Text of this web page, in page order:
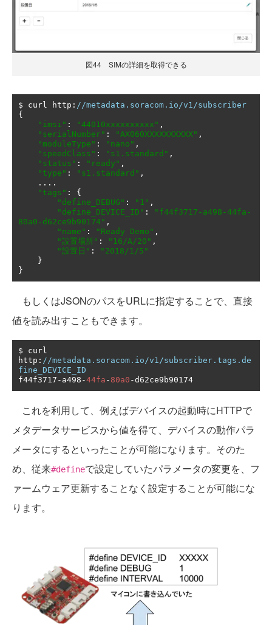
図44 SIMの詳細を取得できる
$ curl http : //metadata.soracom.io/v1/subscriber
{
"imsi" : "44010xxxxxxxxxx" ,
"serialNumber" : "AX060XXXXXXXXXX" ,
"moduleType" : "nano" ,
"speedClass" : "s1.standard" ,
"status" : "ready" ,
"type" : "s1.standard" ,
....
"tags" :
{
"define_DEBUG" : "1" ,
"define_DEVICE_ID" :
"f44f3717-a498-44fa-
80a0-d62ce9b90174" ,
"name" : "Ready Demo" ,
"設置場所" : "16/A/20" ,
"設置日" :
"2018/1/5"
}
}
もしくはJSONのパスをURLに指定することで、直接
値を読み出すこともできます。
$ curl
http : //metadata.soracom.io/v1/subscriber.tags.de
fine_DEVICE_ID
f44f3717 - a498 -44fa - 80a0 -d62ce9b90174
これを利用して、例えばデバイスの起動時にHTTPで
メタデータサービスから値を得て、デバイスの動作パラ
メータにするといったことが可能になります。そのた
め、従来#defineで設定していたパラメータの変更を、フ
ァームウェア更新することなく設定することが可能にな
ります。